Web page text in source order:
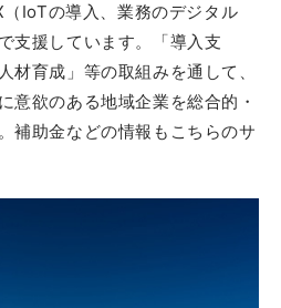
IoTの導入、業務のデジタル
支援しています。「導入支
材育成」等の取組みを通して、
意欲のある地域企業を総合的・
補助金などの情報もこちらのサ